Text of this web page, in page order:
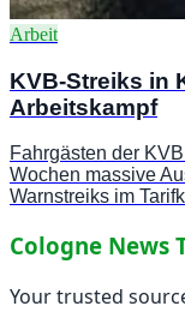
Arbeit
KVB-Streiks in
Arbeitskampf
Fahrgästen der
Wochen massive
Warnstreiks im
Cologne News
Your trusted